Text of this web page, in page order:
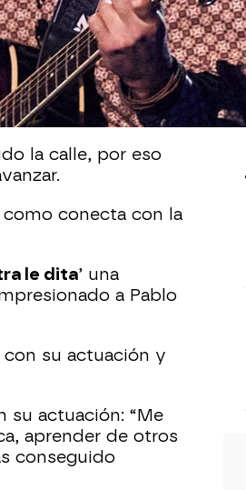
plazas y lostalents
muy reducidas.
al escenario. La
que vive en
la calle, por eso
conecta con la
le dita’ una
a Pablo
su actuación y
su actuación: “Me
aprender de otros
conseguido